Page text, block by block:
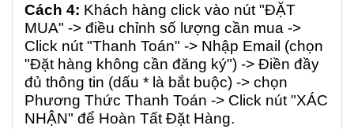
Cách 4: Khách hàng click vào nút "ĐẶT
MUA" -> điều chỉnh số lượng cần mua ->
Click nút "Thanh Toán" -> Nhập Email (chọn
"Đặt hàng không cần đăng ký") -> Điền đầy
đủ thông tin (dấu * là bắt buộc) -> chọn
Phương Thức Thanh Toán -> Click nút "XÁC
NHẬN" để Hoàn Tất Đặt Hàng.